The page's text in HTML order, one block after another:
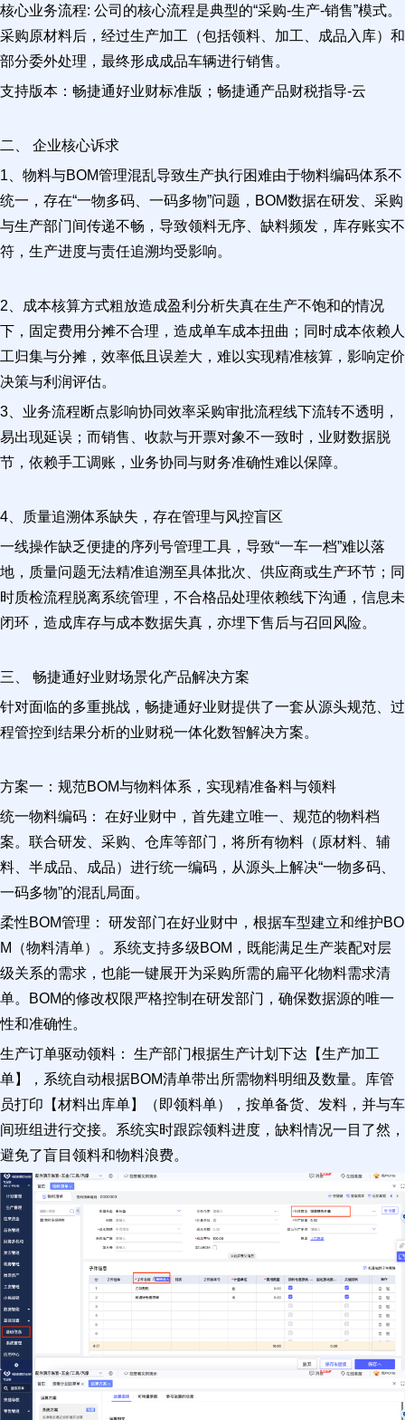
核心业务流程: 公司的核心流程是典型的“采购-生产-销售”模式。
采购原材料后，经过生产加工（包括领料、加工、成品入库）和
部分委外处理，最终形成成品车辆进行销售。
支持版本：畅捷通好业财标准版；畅捷通产品财税指导-云
二、 企业核心诉求
1、物料与BOM管理混乱导致生产执行困难由于物料编码体系不
统一，存在“一物多码、一码多物”问题，BOM数据在研发、采购
与生产部门间传递不畅，导致领料无序、缺料频发，库存账实不
符，生产进度与责任追溯均受影响。
2、成本核算方式粗放造成盈利分析失真在生产不饱和的情况
下，固定费用分摊不合理，造成单车成本扭曲；同时成本依赖人
工归集与分摊，效率低且误差大，难以实现精准核算，影响定价
决策与利润评估。
3、业务流程断点影响协同效率采购审批流程线下流转不透明，
易出现延误；而销售、收款与开票对象不一致时，业财数据脱
节，依赖手工调账，业务协同与财务准确性难以保障。
4、质量追溯体系缺失，存在管理与风控盲区
一线操作缺乏便捷的序列号管理工具，导致“一车一档”难以落
地，质量问题无法精准追溯至具体批次、供应商或生产环节；同
时质检流程脱离系统管理，不合格品处理依赖线下沟通，信息未
闭环，造成库存与成本数据失真，亦埋下售后与召回风险。
三、 畅捷通好业财场景化产品解决方案
针对面临的多重挑战，畅捷通好业财提供了一套从源头规范、过
程管控到结果分析的业财税一体化数智解决方案。
方案一：规范BOM与物料体系，实现精准备料与领料
统一物料编码： 在好业财中，首先建立唯一、规范的物料档
案。联合研发、采购、仓库等部门，将所有物料（原材料、辅
料、半成品、成品）进行统一编码，从源头上解决“一物多码、
一码多物”的混乱局面。
柔性BOM管理： 研发部门在好业财中，根据车型建立和维护BO
M（物料清单）。系统支持多级BOM，既能满足生产装配对层
级关系的需求，也能一键展开为采购所需的扁平化物料需求清
单。BOM的修改权限严格控制在研发部门，确保数据源的唯一
性和准确性。
生产订单驱动领料： 生产部门根据生产计划下达【生产加工
单】，系统自动根据BOM清单带出所需物料明细及数量。库管
员打印【材料出库单】（即领料单），按单备货、发料，并与车
间班组进行交接。系统实时跟踪领料进度，缺料情况一目了然，
避免了盲目领料和物料浪费。